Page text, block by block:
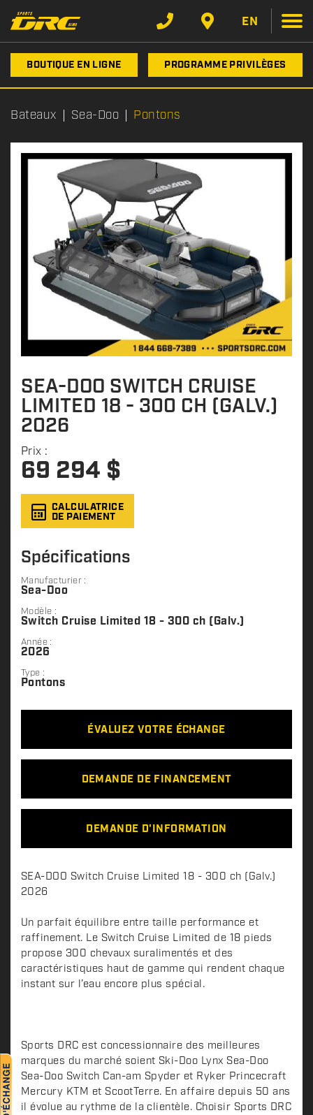
EN
BOUTIQUE EN LIGNE PROGRAMME PRIVILÈGES
Bateaux Sea-Doo Pontons
SEA-DOO SWITCH CRUISE
LIMITED 18 - 300 CH (GALV.)
2026
Prix :
69 294 $
CALCULATRICE
DE PAIEMENT
Spécifications
Manufacturier :
Sea-Doo
Modèle :
Switch Cruise Limited 18 - 300 ch (Galv.)
Année :
2026
Type :
Pontons
ÉVALUEZ VOTRE ÉCHANGE
DEMANDE DE FINANCEMENT
DEMANDE D'INFORMATION
D
e
c
r
i
p
t
n
SEA-DOO Switch Cruise Limited 18 - 300 ch (Galv.)
2026
Un parfait équilibre entre taille performance et
raffinement. Le Switch Cruise Limited de 18 pieds
propose 300 chevaux suralimentés et des
caractéristiques haut de gamme qui rendent chaque
instant sur l’eau encore plus spécial.
Sports DRC est concessionnaire des meilleures
marques du marché soient Ski-Doo Lynx Sea-Doo
Sea-Doo Switch Can-am Spyder et Ryker Princecraft
Mercury KTM et ScootTerre. En affaire depuis 50 ans
il évolue au rythme de la clientèle. Choisir Sports DRC